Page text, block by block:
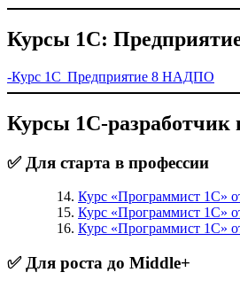
Курсы 1С:
-Курс 1С Предприятие 8 НАДПО
Курсы 1С-разработчик
✅ Для старта в профессии
Курс «Программист 1С»
Курс «Программист 1С»
Курс «Программист 1С»
✅ Для роста до Middle+